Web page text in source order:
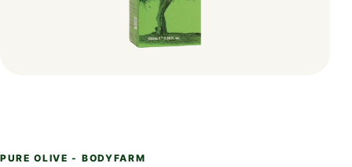
PURE OLIVE - BODYFARM